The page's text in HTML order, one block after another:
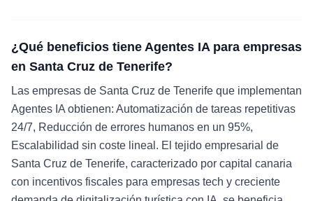
¿Qué beneficios tiene Agentes IA para empresas
en Santa Cruz de Tenerife?
Las empresas de Santa Cruz de Tenerife que implementan
Agentes IA obtienen: Automatización de tareas repetitivas
24/7, Reducción de errores humanos en un 95%,
Escalabilidad sin coste lineal. El tejido empresarial de
Santa Cruz de Tenerife, caracterizado por capital canaria
con incentivos fiscales para empresas tech y creciente